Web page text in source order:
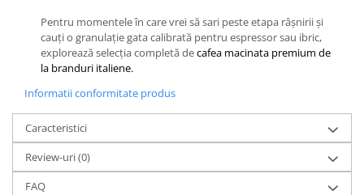
Pentru momentele în care vrei să sari peste etapa râșnirii și
cauți o granulație gata calibrată pentru espressor sau ibric,
explorează selecția completă decafea macinata premium de
la branduri italiene.
Informatii conformitate produs
Caracteristici
Review-uri(0)
FAQ